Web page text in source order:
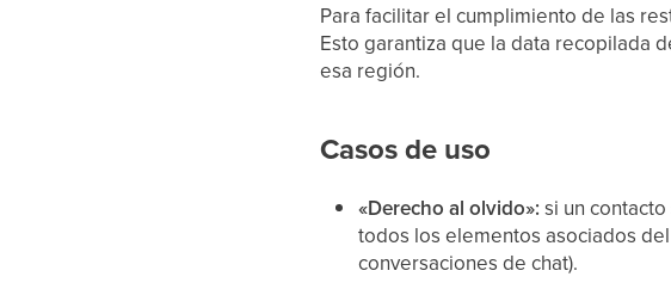
Para facilitar el cumplimiento de las
Esto garantiza que la data recopilada
esa región.
Casos de uso
«Derecho al olvido»: si un
todos los elementos asociados
conversaciones de chat).